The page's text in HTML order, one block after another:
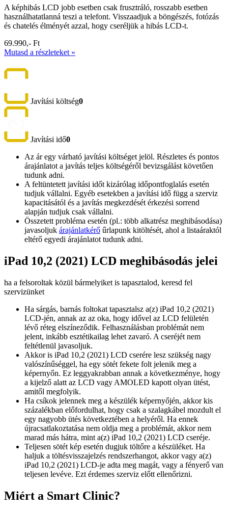
A képhibás LCD jobb esetben csak frusztráló, rosszabb esetben
használhatatlanná teszi a telefont. Visszaadjuk a böngészés, fotózás
és chatelés élményét azzal, hogy cseréljük a hibás LCD-t.
69.990,- Ft
Mutasd a részleteket »
Javítási költség0
Javítási idő0
Az ár egy várható javítási költséget jelöl. Részletes és pontos
árajánlatot a javítás teljes költségéről bevizsgálást követően
tudunk adni.
A feltüntetett javítási időt kizárólag időpontfoglalás esetén
tudjuk vállalni. Egyéb esetekben a javítási idő függ a szerviz
kapacitásától és a javítás megkezdését érkezési sorrend
alapján tudjuk csak vállalni.
Összetett probléma esetén (pl.: több alkatrész meghibásodása)
javasoljuk árajánlatkérő űrlapunk kitöltését, ahol a listaáraktól
eltérő egyedi árajánlatot tudunk adni.
iPad 10,2 (2021) LCD meghibásodás jelei
ha a felsoroltak közül bármelyiket is tapasztalod, keresd fel
szervizünket
Ha sárgás, barnás foltokat tapasztalsz a(z) iPad 10,2 (2021)
LCD-jén, annak az az oka, hogy idővel az LCD felületén
lévő réteg elszíneződik. Felhasználásban problémát nem
jelent, inkább esztétikailag lehet zavaró. A cseréjét nem
feltétlenül javasoljuk.
Akkor is iPad 10,2 (2021) LCD cserére lesz szükség nagy
valószínűséggel, ha egy sötét fekete folt jelenik meg a
képernyőn. Ez leggyakrabban annak a következménye, hogy
a kijelző alatt az LCD vagy AMOLED kapott olyan ütést,
amitől megfolyik.
Ha csíkok jelennek meg a készülék képernyőjén, akkor kis
százalékban előfordulhat, hogy csak a szalagkábel mozdult el
egy nagyobb ütés következtében a helyéről. Ha ennek
újracsatlakoztatása nem oldja meg a problémát, akkor nem
marad más hátra, mint a(z) iPad 10,2 (2021) LCD cseréje.
Teljesen sötét kép esetén dugjuk töltőre a készüléket. Ha
haljuk a töltésvisszajelzés rendszerhangot, akkor vagy a(z)
iPad 10,2 (2021) LCD-je adta meg magát, vagy a fényerő van
teljesen levéve. Ezt érdemes szerviz előtt ellenőrizni.
Miért a Smart Clinic?